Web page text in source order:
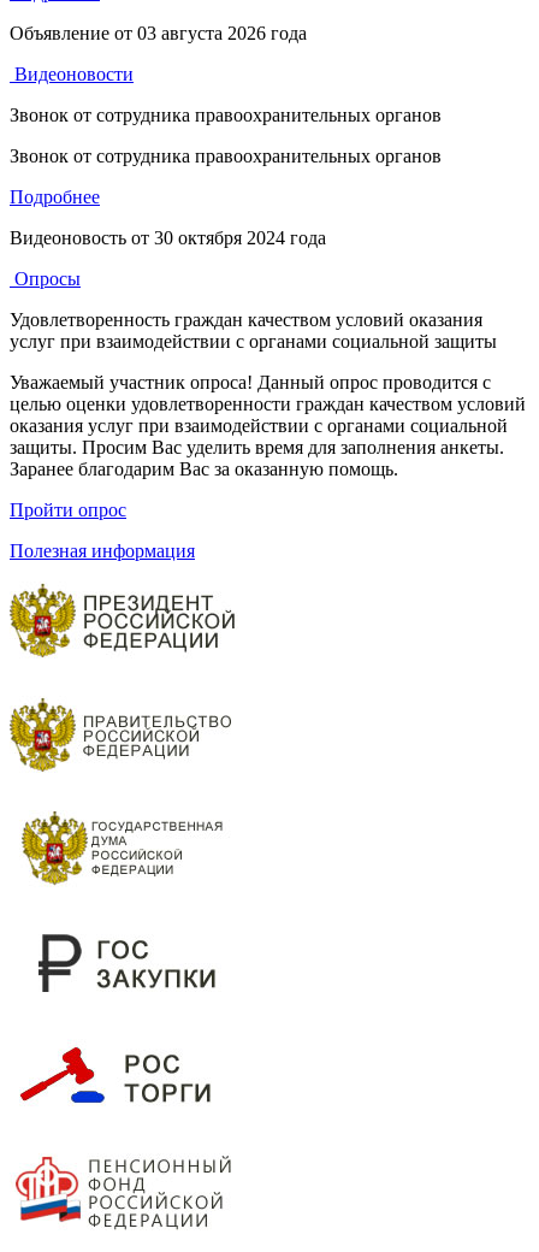
Объявление от 03 августа 2026 года
Видеоновости
Звонок от сотрудника правоохранительных органов
Звонок от сотрудника правоохранительных органов
Подробнее
Видеоновость от 30 октября 2024 года
Опросы
Удовлетворенность граждан качеством условий оказания
услуг при взаимодействии с органами социальной защиты
Уважаемый участник опроса! Данный опрос проводится с
целью оценки удовлетворенности граждан качеством условий
оказания услуг при взаимодействии с органами социальной
защиты. Просим Вас уделить время для заполнения анкеты.
Заранее благодарим Вас за оказанную помощь.
Пройти опрос
Полезная информация